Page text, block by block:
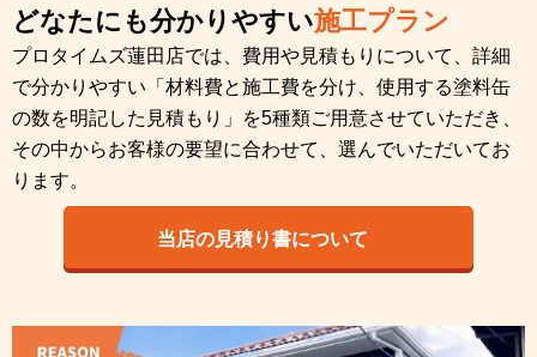
どなたにも分かりやすい施工プラン
プロタイムズ蓮田店では、費用や見積もりについて、詳細
で分かりやすい「材料費と施工費を分け、使用する塗料缶
の数を明記した見積もり」を5種類ご用意させていただき、
その中からお客様の要望に合わせて、選んでいただいてお
ります。
当店の見積り書について